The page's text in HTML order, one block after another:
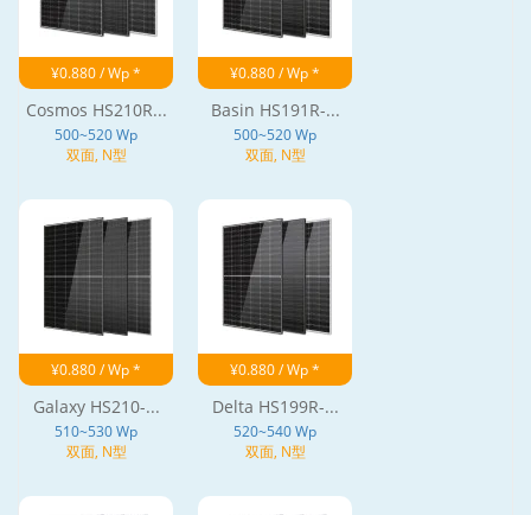
¥0.880 / Wp *
Cosmos HS210R...
500~520 Wp
双面, N型
¥0.880 / Wp *
Basin HS191R-...
500~520 Wp
双面, N型
¥0.880 / Wp *
Galaxy HS210-...
510~530 Wp
双面, N型
¥0.880 / Wp *
Delta HS199R-...
520~540 Wp
双面, N型